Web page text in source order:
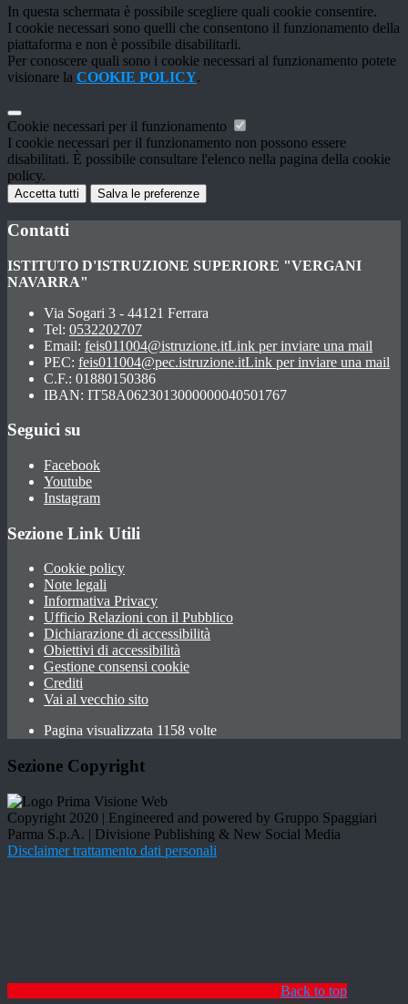
In questa schermata è possibile scegliere quali cookie consentire.
I cookie necessari sono quelli che consentono il funzionamento della
piattaforma e non è possibile disabilitarli.
Per conoscere quali sono i cookie necessari al funzionamento potete
visionare la COOKIE POLICY.
Cookie necessari per il funzionamento
I cookie necessari per il funzionamento non possono essere
disabilitati. È possibile consultare l'elenco nella pagina della cookie
policy.
Accetta tutti Salva le preferenze
Contatti
ISTITUTO D'ISTRUZIONE SUPERIORE "VERGANI
NAVARRA"
Via Sogari 3 - 44121 Ferrara
Tel: 0532202707
Email: feis011004@istruzione.itLink per inviare una mail
PEC: feis011004@pec.istruzione.itLink per inviare una mail
C.F.: 01880150386
IBAN: IT58A0623013000000040501767
Seguici su
Facebook
Youtube
Instagram
Sezione Link Utili
Cookie policy
Note legali
Informativa Privacy
Ufficio Relazioni con il Pubblico
Dichiarazione di accessibilità
Obiettivi di accessibilità
Gestione consensi cookie
Crediti
Vai al vecchio sito
Pagina visualizzata 1158 volte
Sezione Copyright
Copyright 2020 | Engineered and powered by Gruppo Spaggiari
Parma S.p.A. | Divisione Publishing & New Social Media
Disclaimer trattamento dati personali
Back to top